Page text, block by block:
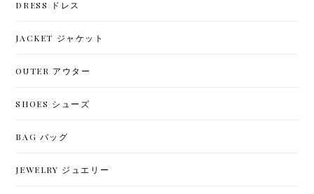
DRESS ドレス
JACKET ジャケット
OUTER アウター
SHOES シューズ
BAG バッグ
JEWELRY ジュエリー